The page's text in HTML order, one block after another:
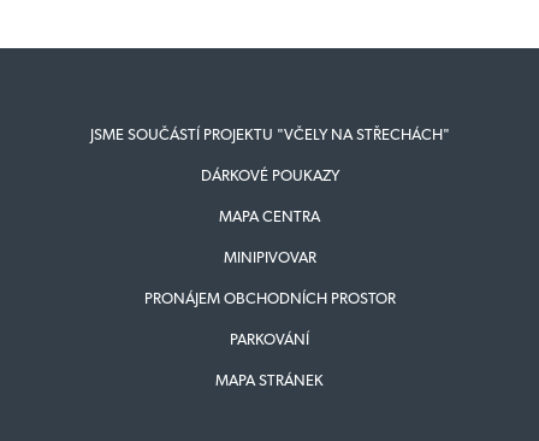
JSME SOUČÁSTÍ PROJEKTU "VČELY NA STŘECHÁCH"
DÁRKOVÉ POUKAZY
MAPA CENTRA
MINIPIVOVAR
PRONÁJEM OBCHODNÍCH PROSTOR
PARKOVÁNÍ
MAPA STRÁNEK